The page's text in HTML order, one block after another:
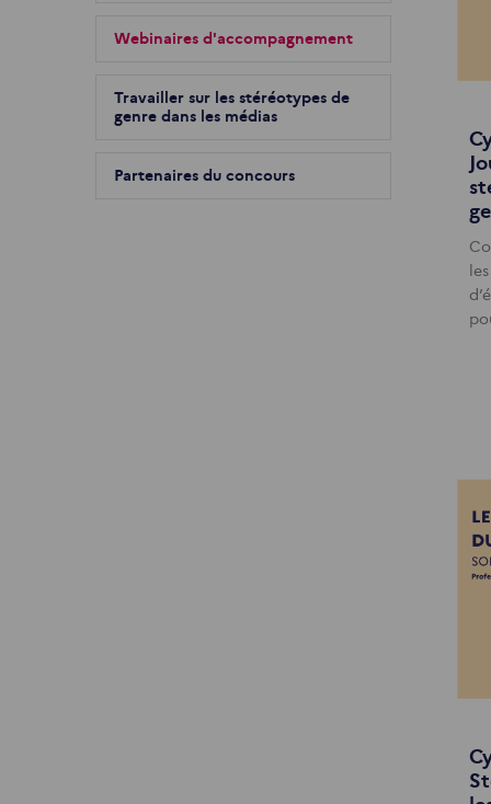
Webinaires d'accompagnement
Travailler sur les stéréotypes de
genre dans les médias
Partenaires du concours